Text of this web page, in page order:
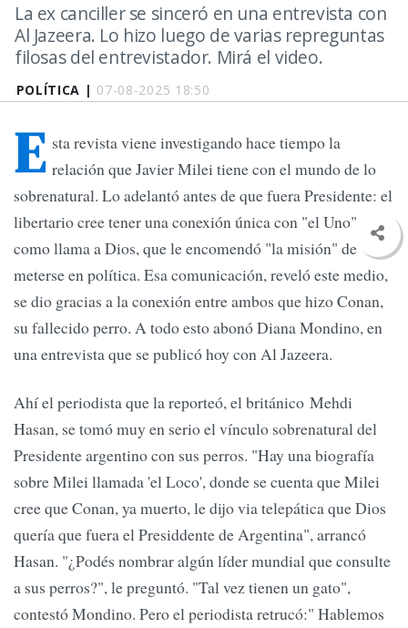
POLÍTICA | 07-08-2025 18:50
La ex canciller se sinceró en una entrevista con
Al Jazeera. Lo hizo luego de varias repreguntas
filosas del entrevistador. Mirá el video.
E sta revista viene investigando hace tiempo la
relación que Javier Milei tiene con el mundo de lo
sobrenatural. Lo adelantó antes de que fuera Presidente: el
libertario cree tener una conexión única con "el Uno",
como llama a Dios, que le encomendó "la misión" de
meterse en política. Esa comunicación, reveló este medio,
se dio gracias a la conexión entre ambos que hizo Conan,
su fallecido perro. A todo esto abonó Diana Mondino, en
una entrevista que se publicó hoy con Al Jazeera.
Ahí el periodista que la reporteó, el británico Mehdi
Hasan, se tomó muy en serio el vínculo sobrenatural del
Presidente argentino con sus perros. "Hay una biografía
sobre Milei llamada 'el Loco', donde se cuenta que Milei
cree que Conan, ya muerto, le dijo via telepática que Dios
quería que fuera el Presiddente de Argentina", arrancó
Hasan. "¿Podés nombrar algún líder mundial que consulte
a sus perros?", le preguntó. "Tal vez tienen un gato",
contestó Mondino. Pero el periodista retrucó:" Hablemos